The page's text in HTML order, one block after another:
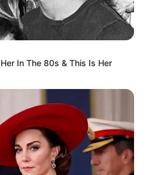
громаді відкрили
підтримки (фото)
In The 80s & This Is Her